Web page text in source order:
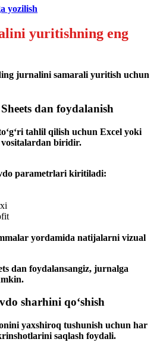
yozilish
yuritishning eng
jurnalini samarali yuritish uchun
dan foydalanish
tahlil qilish uchun Excel yoki
vositalardan biridir.
parametrlari kiritiladi:
yordamida natijalarni vizual
dan foydalansangiz, jurnalga
sharhini qo‘shish
yaxshiroq tushunish uchun har
saqlash foydali.